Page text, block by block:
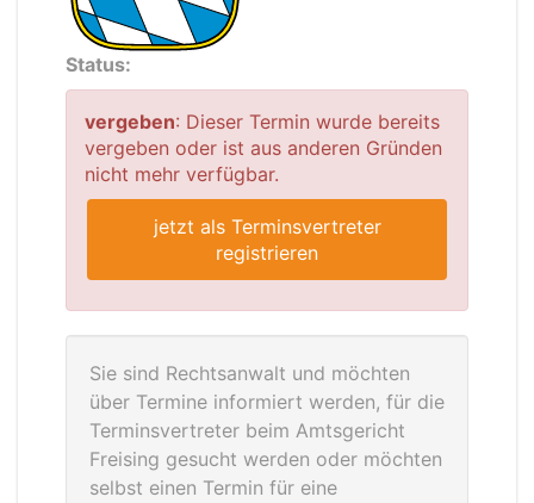
Status:
vergeben: Dieser Termin wurde bereits
vergeben oder ist aus anderen Gründen
nicht mehr verfügbar.
jetzt als Terminsvertreter
registrieren
Sie sind Rechtsanwalt und möchten
über Termine informiert werden, für die
Terminsvertreter beim Amtsgericht
Freising gesucht werden oder möchten
selbst einen Termin für eine